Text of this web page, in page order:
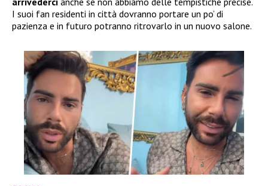
I suoi fan residenti in città dovranno portare un po’ di
pazienza e in futuro potranno ritrovarlo in un nuovo salone.